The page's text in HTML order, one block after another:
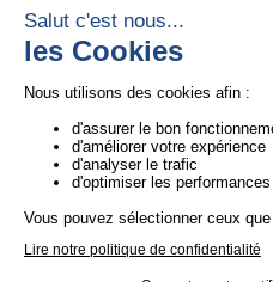
1ère Organisation de l’ESS